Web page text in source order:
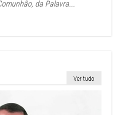
da Palavra...
Ver tudo